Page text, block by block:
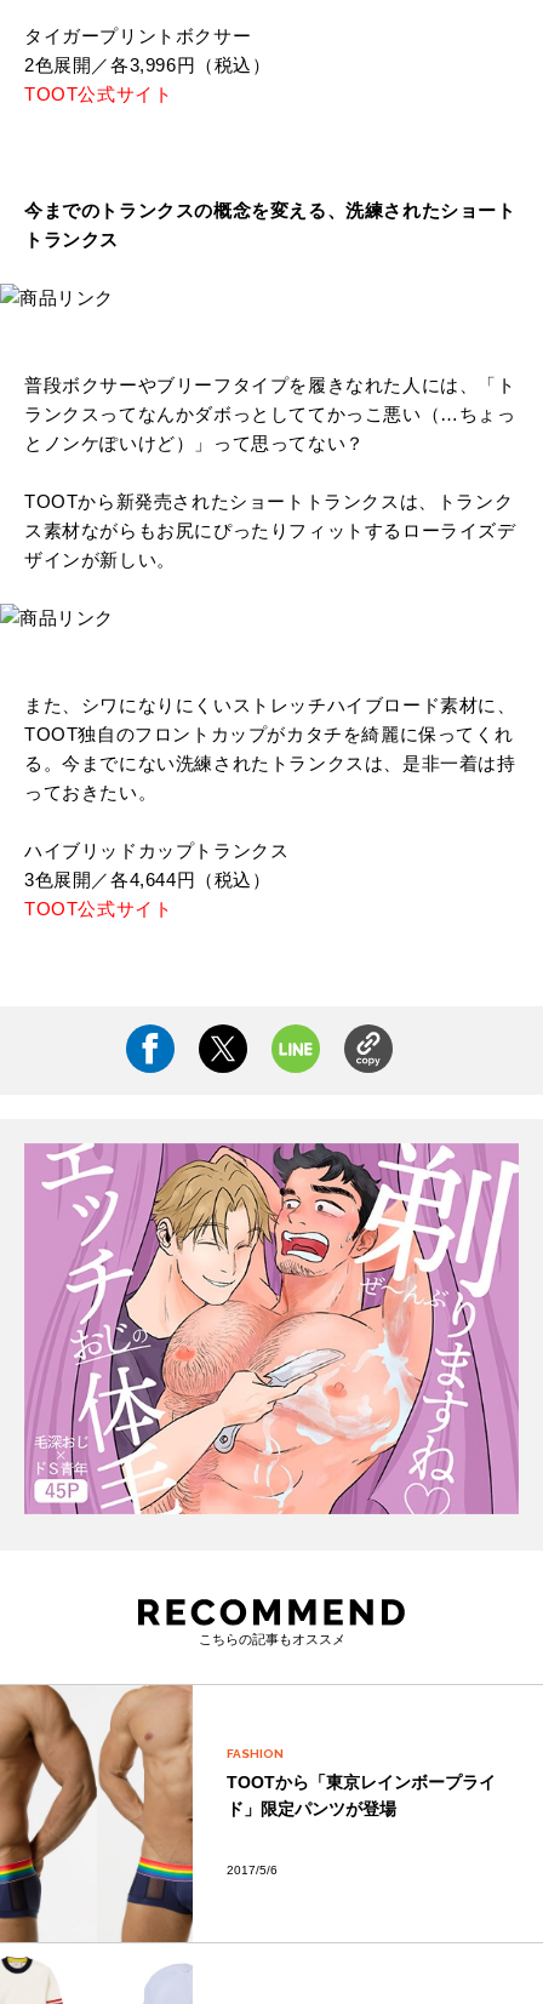
タイガープリントボクサー
2色展開／各3,996円（税込）
TOOT公式サイト
今までのトランクスの概念を変える、洗練されたショート
トランクス
普段ボクサーやブリーフタイプを履きなれた人には、「ト
ランクスってなんかダボっとしててかっこ悪い（…ちょっ
とノンケぽいけど）」って思ってない？
TOOTから新発売されたショートトランクスは、トランク
ス素材ながらもお尻にぴったりフィットするローライズデ
ザインが新しい。
また、シワになりにくいストレッチハイブロード素材に、
TOOT独自のフロントカップがカタチを綺麗に保ってくれ
る。今までにない洗練されたトランクスは、是非一着は持
っておきたい。
ハイブリッドカップトランクス
3色展開／各4,644円（税込）
TOOT公式サイト
こちらの記事もオススメ
FASHION
TOOTから「東京レインボープライ
ド」限定パンツが登場
2017/5/6